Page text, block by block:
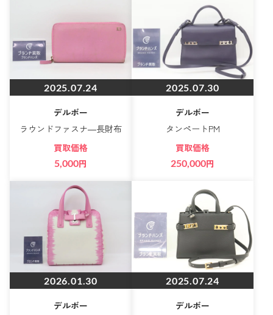
2025.07.24
デルボー
ラウンドファスナ―長財布
買取価格
5,000円
2025.07.30
デルボー
タンペートPM
買取価格
250,000円
2026.01.30
デルボー
2025.07.24
デルボー